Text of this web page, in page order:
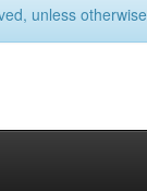
unless